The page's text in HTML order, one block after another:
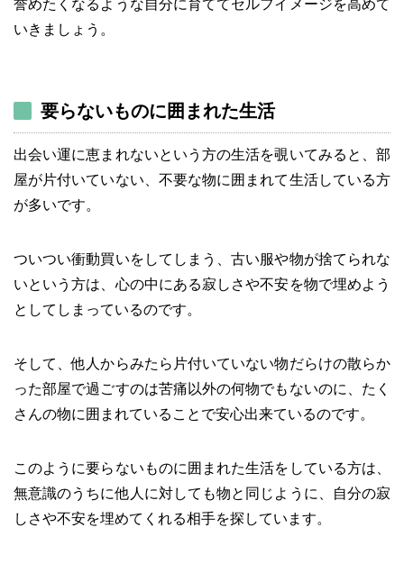
誉めたくなるような自分に育ててセルフイメージを高めて
いきましょう。
要らないものに囲まれた生活
出会い運に恵まれないという方の生活を覗いてみると、部
屋が片付いていない、不要な物に囲まれて生活している方
が多いです。
ついつい衝動買いをしてしまう、古い服や物が捨てられな
いという方は、心の中にある寂しさや不安を物で埋めよう
としてしまっているのです。
そして、他人からみたら片付いていない物だらけの散らか
った部屋で過ごすのは苦痛以外の何物でもないのに、たく
さんの物に囲まれていることで安心出来ているのです。
このように要らないものに囲まれた生活をしている方は、
無意識のうちに他人に対しても物と同じように、自分の寂
しさや不安を埋めてくれる相手を探しています。